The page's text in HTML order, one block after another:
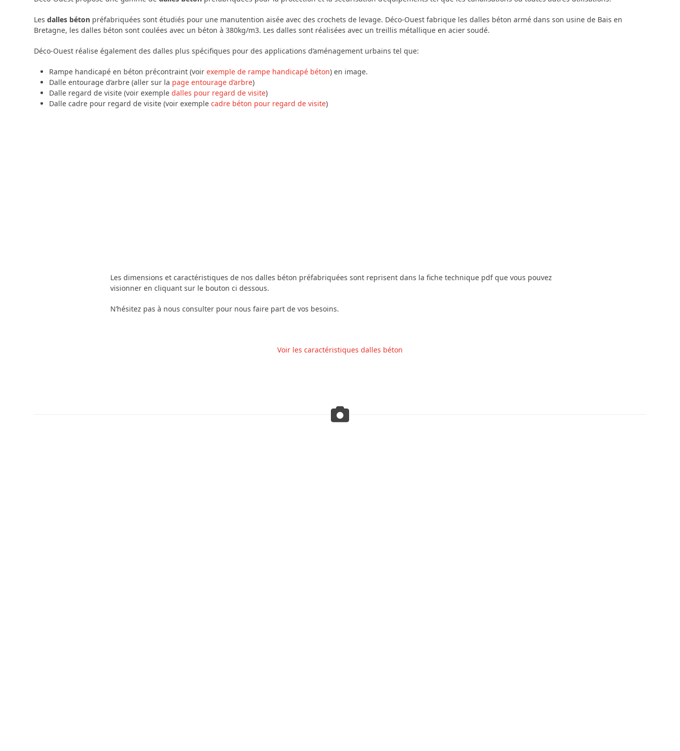
Lesdalles béton préfabriquées sont étudiés pour une manutention aisée avec des crochets de levage. Déco-Ouest fabrique les dalles béton armé dans son usine de Bais en
Bretagne, les dalles béton sont coulées avec un béton à 380kg/m3. Les dalles sont réalisées avec un treillis métallique en acier soudé.
Déco-Ouest réalise également des dalles plus spécifiques pour des applications d’aménagement urbains tel que:
Rampe handicapé en béton précontraint (voirexemple de rampe handicapé béton) en image.
Dalle entourage d’arbre (aller sur la page entourage d’arbre)
Dalle regard de visite (voir exempledalles pour regard de visite)
Dalle cadre pour regard de visite (voir exemplecadre béton pour regard de visite)
Les dimensions et caractéristiques de nos dalles béton préfabriquées sont reprisent dans la fiche technique pdf que vous pouvez
visionner en cliquant sur le bouton ci dessous.
N’hésitez pas à nous consulter pour nous faire part de vos besoins.
Voir les caractéristiques dalles béton